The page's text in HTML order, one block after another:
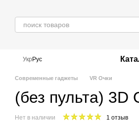
Укр Рус
Современные гаджеты VR Очки
(без пульта)
Нет в наличии 1 отзыв